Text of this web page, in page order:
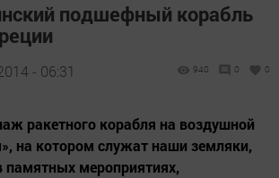
подшефный корабль
- 06:31 940 0 0
ракетного корабля на воздушной
на котором служат наши земляки,
памятных мероприятиях,